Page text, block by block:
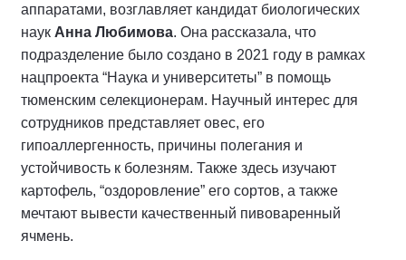
аппаратами, возглавляет кандидат биологических
наук Анна Любимова. Она рассказала, что
подразделение было создано в 2021 году в рамках
нацпроекта “Наука и университеты” в помощь
тюменским селекционерам. Научный интерес для
сотрудников представляет овес, его
гипоаллергенность, причины полегания и
устойчивость к болезням. Также здесь изучают
картофель, “оздоровление” его сортов, а также
мечтают вывести качественный пивоваренный
ячмень.